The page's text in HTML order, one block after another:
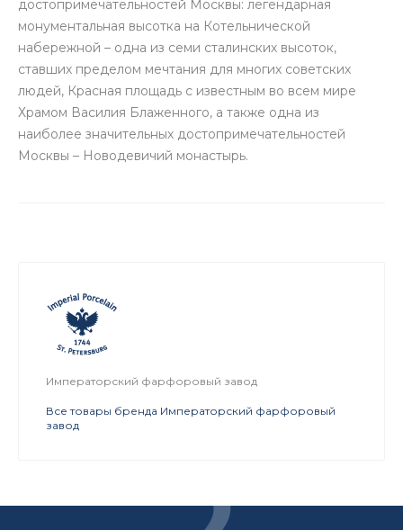
достопримечательностей Москвы: легендарная
монументальная высотка на Котельнической
набережной – одна из семи сталинских высоток,
ставших пределом мечтания для многих советских
людей, Красная площадь с известным во всем мире
Храмом Василия Блаженного, а также одна из
наиболее значительных достопримечательностей
Москвы – Новодевичий монастырь.
Императорский фарфоровый завод
Все товары бренда Императорский фарфоровый
завод